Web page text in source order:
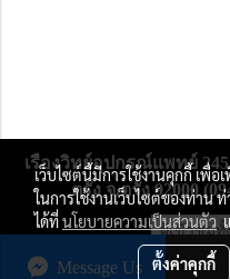
Message Us
เรืองวิทย์อุปกรณ์แพทย์
ตรัง จ.ตรัง 92000
ผู้เข้าชม
Powered by
เว็บไซต์นี้มีการใช้งานคุกกี้ เพื่
ในการใช้งานเว็บไซต์ของท่าน
ได้ที่นโยบายความเป็นส่วนตัว
ตั้งค่าคุกกี้